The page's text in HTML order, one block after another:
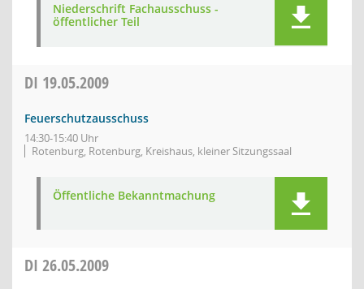
Niederschrift Fachausschuss -
öffentlicher Teil
DI 19.05.2009
Feuerschutzausschuss
14:30-15:40 Uhr
Rotenburg, Rotenburg, Kreishaus, kleiner Sitzungssaal
Öffentliche Bekanntmachung
DI 26.05.2009